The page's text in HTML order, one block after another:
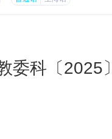
委科〔2025